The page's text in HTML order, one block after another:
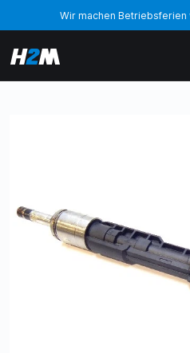
Wir machen Betriebsferien